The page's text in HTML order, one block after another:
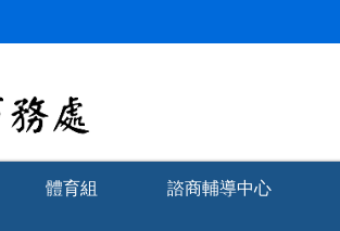
體育組 諮商輔導中心